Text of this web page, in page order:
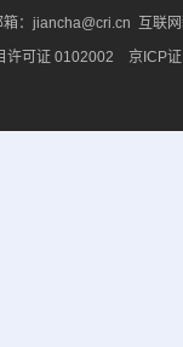
：jiancha@cri.cn 互联
许可证 0102002 京ICP